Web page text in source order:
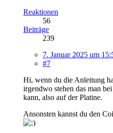
Reaktionen
56
Beiträge
239
7. Januar 2025 um
#7
Hi, wenn du die Anleitung
irgendwo stehen das man
kann, also auf der Platine.
Ansonsten kannst du den